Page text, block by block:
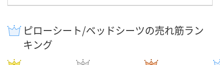
ピローシート/ベッドシーツの売れ筋ラン
キング